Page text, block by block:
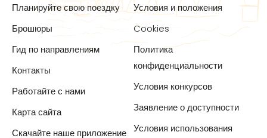
Планируйте свою поездку
Брошюры
Гид по направлениям
Контакты
Работайте с нами
Карта сайта
Скачайте наше приложение
Условия и положения
Cookies
Политика
конфиденциальности
Условия конкурсов
Заявление о доступности
Условия использования